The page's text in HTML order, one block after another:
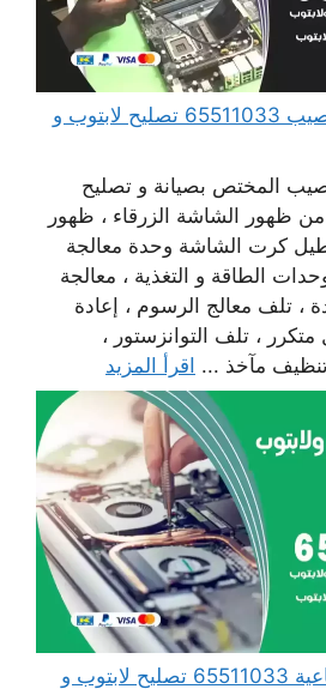
مهندس كمبيوتر النويصيب 65511033 تصليح لابتوب و
المختص بصيانة و تصليح
ظهور الشاشة الزرقاء ، ظهور
كرت الشاشة وحدة معالجة
الطاقة و التغذية ، معالجة
، تلف معالج الرسوم ، إعادة
، تلف التوانزستور ،
تنظيف مآخذ ... اقرأ المزيد
مهندس كمبيوتر الضباعية 65511033 تصليح لابتوب و